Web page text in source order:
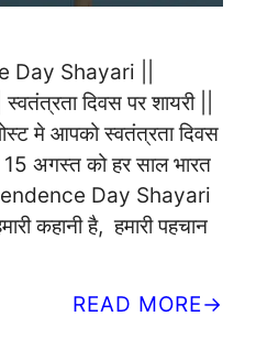
Day Shayari ||
दिवस पर शायरी ||
मे आपको स्वतंत्रता दिवस
15 अगस्त को हर साल भारत
Day Shayari
कहानी है, हमारी पहचान
READ MORE